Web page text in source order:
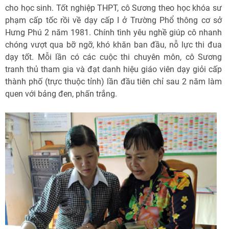
cho học sinh. Tốt nghiệp THPT, cô Sương theo học khóa sư
phạm cấp tốc rồi về dạy cấp I ở Trường Phổ thông cơ sở
Hưng Phú 2 năm 1981. Chính tình yêu nghề giúp cô nhanh
chóng vượt qua bỡ ngỡ, khó khăn ban đầu, nỗ lực thi đua
dạy tốt. Mỗi lần có các cuộc thi chuyên môn, cô Sương
tranh thủ tham gia và đạt danh hiệu giáo viên dạy giỏi cấp
thành phố (trực thuộc tỉnh) lần đầu tiên chỉ sau 2 năm làm
quen với bảng đen, phấn trắng.